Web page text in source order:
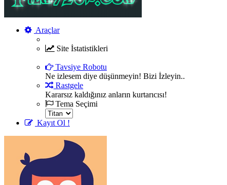
Araçlar
Site İstatistikleri
Tavsiye Robotu
Ne izlesem diye düşünmeyin! Bizi İzleyin..
Rastgele
Kararsız kaldığınız anların kurtarıcısı!
Tema Seçimi
Kayıt Ol !